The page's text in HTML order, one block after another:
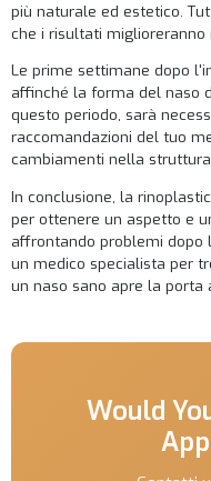
più naturale ed estetico.
che i risultati miglioreranno
Le prime settimane dopo
affinché la forma del naso
questo periodo, sarà
raccomandazioni del tuo
cambiamenti nella
In conclusione, la
per ottenere un aspetto e
affrontando problemi dopo
un medico specialista per
un naso sano apre la porta
Would